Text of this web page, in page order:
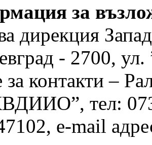
за
дирекция
- 2700,
контакти –
тел:
e-mail